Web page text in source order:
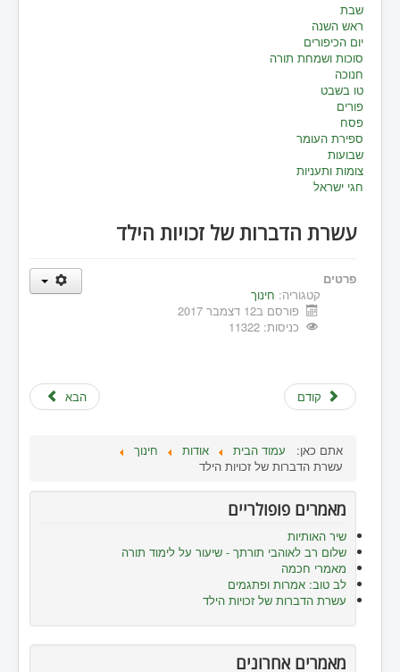
שבת
ראש השנה
יום הכיפורים
סוכות ושמחת תורה
חנוכה
טו בשבט
פורים
פסח
ספירת העומר
שבועות
צומות ותעניות
חגי ישראל
עשרת הדברות של זכויות הילד
פרטים
קטגוריה: חינוך
פורסם ב12 דצמבר 2017
כניסות: 11322
קודם הבא
אתם כאן: עמוד הבית אודות
חינוך
עשרת הדברות של זכויות הילד
מאמרים פופולריים
שיר האותיות
שלום רב לאוהבי תורתך - שיעור על לימוד תורה
מאמרי חכמה
לב טוב: אמרות ופתגמים
עשרת הדברות של זכויות הילד
מאמרים אחרונים